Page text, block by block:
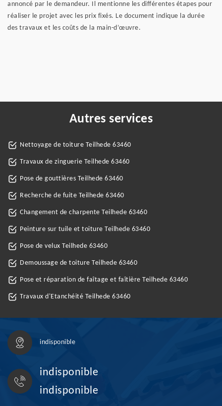
annoncé par le demandeur. Il mentionne les différentes étapes pour
réaliser le projet avec les prix fixés. Le document indique la durée
des travaux et les coûts de la main-d’œuvre.
Autres services
Nettoyage de toiture Teilhede 63460
Travaux de zinguerie Teilhede 63460
Pose de gouttières Teilhede 63460
Recherche de fuite Teilhede 63460
Changement de charpente Teilhede 63460
Peinture sur tuile et toiture Teilhede 63460
Pose de velux Teilhede 63460
Demoussage de toiture Teilhede 63460
Pose et réparation de faîtage et faîtière Teilhede 63460
Travaux d'Etanchéité Teilhede 63460
indisponible
indisponible
indisponible